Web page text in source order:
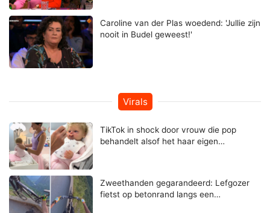
Caroline van der Plas woedend: 'Jullie zijn
nooit in Budel geweest!'
Virals
TikTok in shock door vrouw die pop
behandelt alsof het haar eigen…
Zweethanden gegarandeerd: Lefgozer
fietst op betonrand langs een…